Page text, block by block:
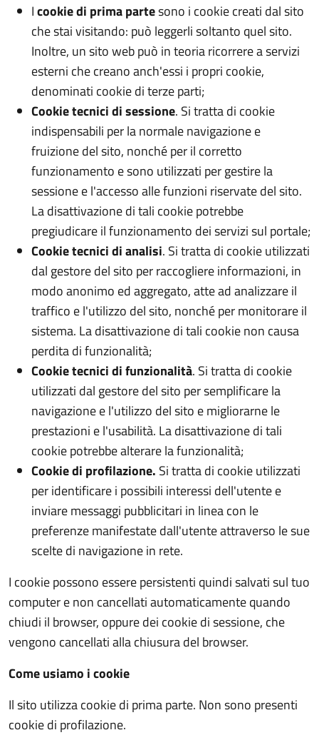
Icookie di prima partesono i cookie creati dal sito
che stai visitando: può leggerli soltanto quel sito.
Inoltre, un sito web può in teoria ricorrere a servizi
esterni che creano anch'essi i propri cookie,
denominati cookie di terze parti;
Cookie tecnici di sessione. Si tratta di cookie
indispensabili per la normale navigazione e
fruizione del sito, nonché per il corretto
funzionamento e sono utilizzati per gestire la
sessione e l'accesso alle funzioni riservate del sito.
La disattivazione di tali cookie potrebbe
pregiudicare il funzionamento dei servizi sul portale;
Cookie tecnici di analisi. Si tratta di cookie utilizzati
dal gestore del sito per raccogliere informazioni, in
modo anonimo ed aggregato, atte ad analizzare il
traffico e l'utilizzo del sito, nonché per monitorare il
sistema. La disattivazione di tali cookie non causa
perdita di funzionalità;
Cookie tecnici di funzionalità. Si tratta di cookie
utilizzati dal gestore del sito per semplificare la
navigazione e l'utilizzo del sito e migliorarne le
prestazioni e l'usabilità. La disattivazione di tali
cookie potrebbe alterare la funzionalità;
Cookie di profilazione. Si tratta di cookie utilizzati
per identificare i possibili interessi dell'utente e
inviare messaggi pubblicitari in linea con le
preferenze manifestate dall'utente attraverso le sue
scelte di navigazione in rete.
I cookie possono essere persistenti quindi salvati sul tuo
computer e non cancellati automaticamente quando
chiudi il browser, oppure dei cookie di sessione, che
vengono cancellati alla chiusura del browser.
Come usiamo i cookie
Il sito utilizza cookie di prima parte. Non sono presenti
cookie di profilazione.